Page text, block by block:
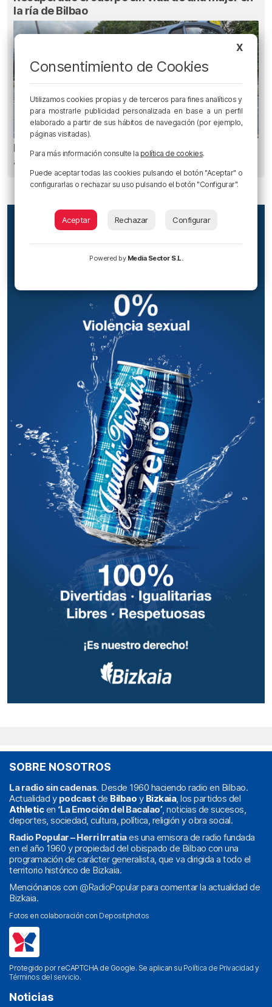
la ría de Bilbao
Planes para esta semana en Bilbao, Bizkaia y
alrededores: del 4 al 10 de agosto
SOBRE NOSOTROS
La radio sin cadenas. Desde 1960 haciendo radio en Bilbao.
Actualidad y podcast de Bilbao y Bizkaia, los partidos del
Athleticen ‘La Emoción del Bacalao’, noticias de sucesos,
deportes, sociedad, cultura, política, religión y obra social.
Radio Popular – Herri Irratiaes una emisora de radio fundada
en el año 1960 y propiedad del obispado de Bilbao con una
programación de carácter generalista, que va dirigida a todo el
territorio histórico de Bizkaia.
Menciónanos con @RadioPopularpara comentar la actualidad de
Bizkaia.
Fotos en colaboración con Depositphotos
Protegido por reCAPTCHA de Google. Se aplican su Política de Privacidad y
Términos del servicio.
Noticias
X
Consentimiento de Cookies
Utilizamos cookies propias y de terceros para fines analíticos y
para mostrarle publicidad personalizada en base a un perfil
elaborado a partir de sus hábitos de navegación (por ejemplo,
páginas visitadas).
Para más información consulte la política de cookies.
Puede aceptar todas las cookies pulsando el botón "Aceptar" o
configurarlas o rechazar su uso pulsando el botón "Configurar".
Aceptar Rechazar Configurar
Powered by Media Sector S.L.